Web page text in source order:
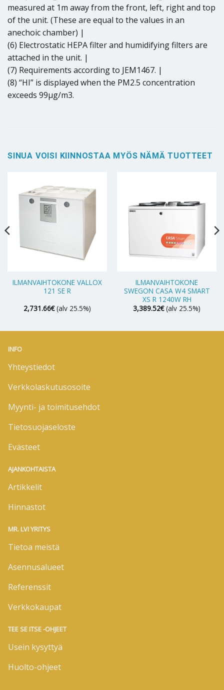
measured at 1m away from the front, left, right and top
of the unit. (These are equal to the values in an
anechoic chamber) |
(6) Electrostatic HEPA filter and humidifying filters are
attached in the unit. |
(7) Requirements according to JEM1467. |
(8) “HI” is displayed when the PM2.5 concentration
exceeds 99μg/m3.
SINUA VOISI KIINNOSTAA MYÖS NÄMÄ TUOTTEET
ILMANVAIHTOKONE VALLOX
121 SE R
2,731.66€ (alv 25.5%)
ILMANVAIHTOKONE
SWEGON CASA W4 SMART
XS R 1240W RH
3,389.52€ (alv 25.5%)
INFO
Yhteystiedot
Verkkolaskutusosoite
Myynti- ja toimitusehdot
Tietosuojaseloste
Evästeet
AJANKOHTAISTA
Artikkelit
Hinnastot
MR. LVI YRITYS
Tietoa meistä
Asennusalueet
Referenssit
Verkkokaupat
TEE SE ITSE -OHJEET
Usein kysyttyä
Huolto-ohjeet